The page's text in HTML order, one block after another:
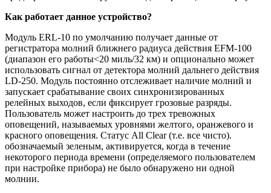
Как работает данное устройство?
Модуль ERL-10 по умолчанию получает данные от
регистратора молний ближнего радиуса действия EFM-100
(диапазон его работы<20 миль/32 км) и опционально может
использовать сигнал от детектора молний дальнего действия
LD-250. Модуль постоянно отслеживает наличие молний и
запускает срабатывание своих синхронизированных
релейных выходов, если фиксирует грозовые разряды.
Пользователь может настроить до трех тревожных
оповещений, называемых уровнями желтого, оранжевого и
красного оповещения. Статус All Clear (т.е. все чисто).
обозначаемый зеленым, активируется, когда в течение
некоторого периода времени (определяемого пользователем
при настройке прибора) не было обнаружено ни одной
молнии.